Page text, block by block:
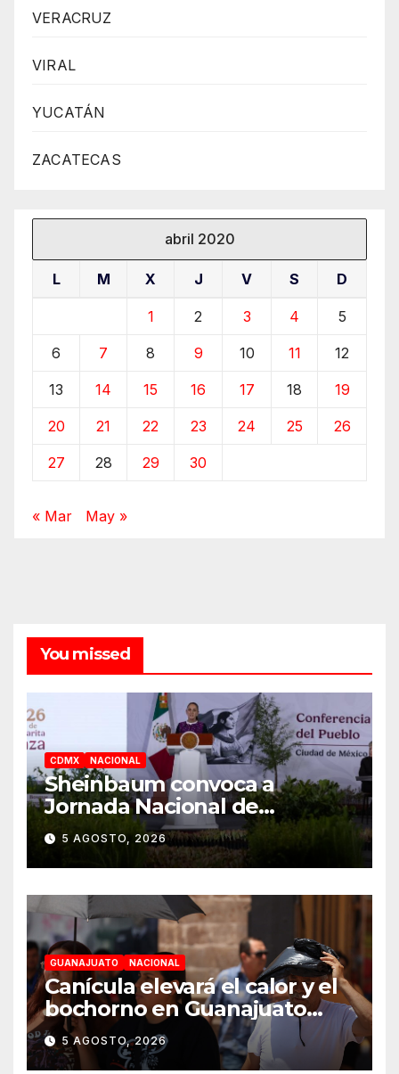
VERACRUZ
VIRAL
YUCATÁN
ZACATECAS
abril 2020
L M X J V S D
1 2 3 4 5
6 7 8 9 10 11 12
13 14 15 16 17 18 19
20 21 22 23 24 25 26
27 28 29 30
« Mar May »
You missed
CDMX NACIONAL
Sheinbaum convoca a
Jornada Nacional de
Reforestación el 9 de agosto
5 AGOSTO, 2026
GUANAJUATO NACIONAL
Canícula elevará el calor y el
bochorno en Guanajuato
durante agosto
5 AGOSTO, 2026